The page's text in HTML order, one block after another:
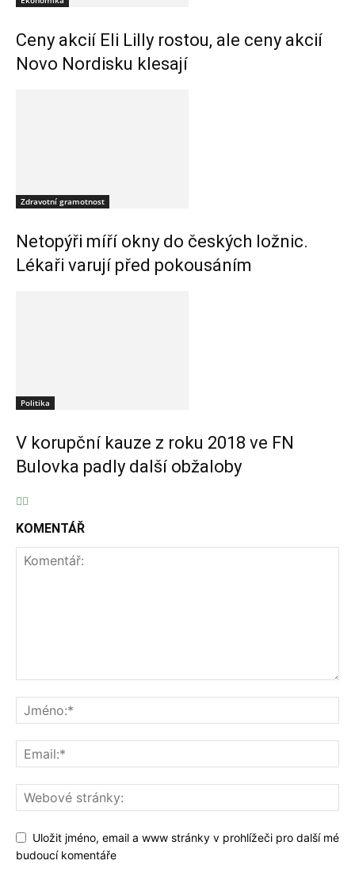
Ceny akcií Eli Lilly rostou, ale ceny akcií
Novo Nordisku klesají
Zdravotní gramotnost
Netopýři míří okny do českých ložnic.
Lékaři varují před pokousáním
Politika
V korupční kauze z roku 2018 ve FN
Bulovka padly další obžaloby
KOMENTÁŘ
Uložit jméno, email a www stránky v prohlížeči pro další mé
budoucí komentáře